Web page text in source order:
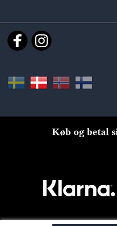
Køb og betal